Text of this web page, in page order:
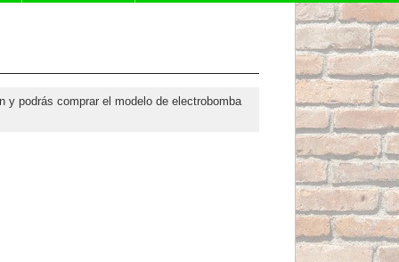
y podrás comprar el modelo de electrobomba